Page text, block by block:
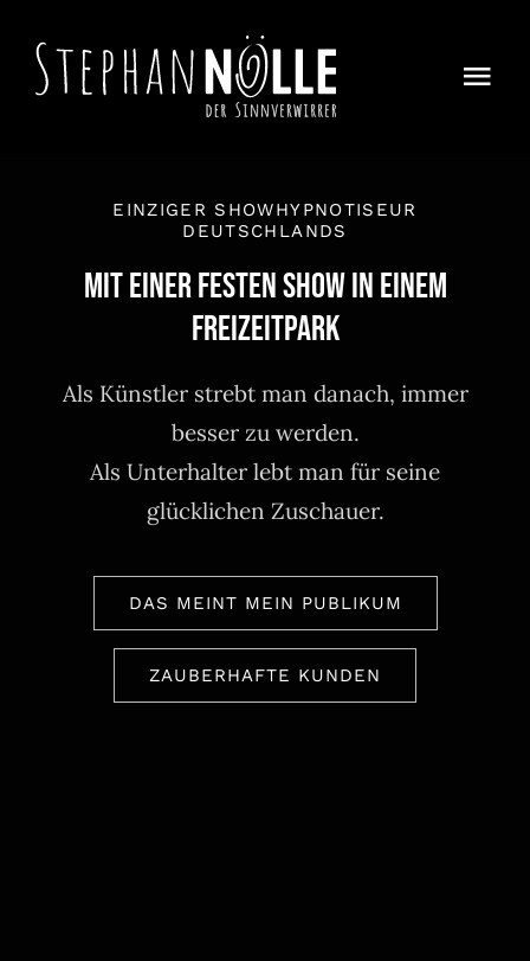
Inhalt
springen
Magie
About
EINZIGER SHOWHYPNOTISEUR
DEUTSCHLANDS
mit einer festen Show in einem
Freizeitpark
Als Künstler strebt man danach, immer
besser zu werden.
Als Unterhalter lebt man für seine
glücklichen Zuschauer.
DAS MEINT MEIN PUBLIKUM
ZAUBERHAFTE KUNDEN